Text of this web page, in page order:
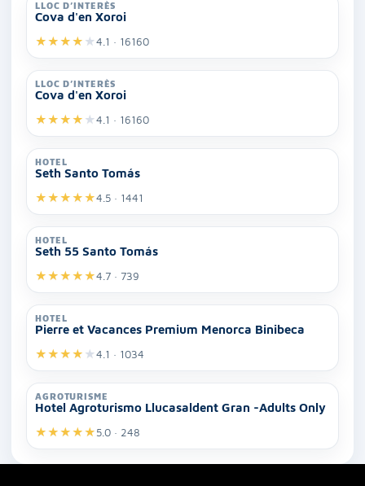
LLOC D’INTERÈS
Cova d'en Xoroi
★★★★ ★4.1 · 16160
LLOC D’INTERÈS
Cova d'en Xoroi
★★★★ ★4.1 · 16160
HOTEL
Seth Santo Tomás
★★★★★4.5 · 1441
HOTEL
Seth 55 Santo Tomás
★★★★★4.7 · 739
HOTEL
Pierre et Vacances Premium Menorca Binibeca
★★★★ ★4.1 · 1034
AGROTURISME
Hotel Agroturismo Llucasaldent Gran -Adults Only
★★★★★5.0 · 248